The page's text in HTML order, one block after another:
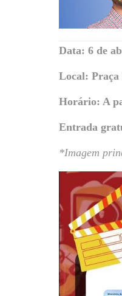
Data: 6 de
Local:
Horário: A
Entrada
*Imagem